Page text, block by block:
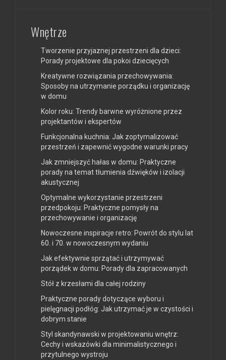
Wnętrze
Tworzenie przyjaznej przestrzeni dla dzieci:
Porady projektowe dla pokoi dziecięcych
Kreatywne rozwiązania przechowywania:
Sposoby na utrzymanie porządku i organizację
w domu
Kolor roku: Trendy barwne wyróżnione przez
projektantów i ekspertów
Funkcjonalna kuchnia: Jak zoptymalizować
przestrzeń i zapewnić wygodne warunki pracy
Jak zmniejszyć hałas w domu: Praktyczne
porady na temat tłumienia dźwięków i izolacji
akustycznej
Optymalne wykorzystanie przestrzeni
przedpokoju: Praktyczne pomysły na
przechowywanie i organizację
Nowoczesne inspiracje retro: Powrót do stylu lat
60. i 70. w nowoczesnym wydaniu
Jak efektywnie sprzątać i utrzymywać
porządek w domu: Porady dla zapracowanych
Stół z krzesłami dla całej rodziny
Praktyczne porady dotyczące wyboru i
pielęgnacji podłóg: Jak utrzymać je w czystości i
dobrym stanie
Styl skandynawski w projektowaniu wnętrz:
Cechy i wskazówki dla minimalistycznego i
przytulnego wystroju